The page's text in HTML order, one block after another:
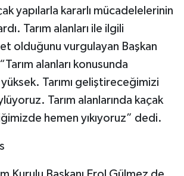
yapılarla kararlı mücadelelerinin
Tarım alanları ile ilgili
olduğunu vurgulayan Başkan
alanları konusunda
Tarımı geliştireceğimizi
Tarım alanlarında kaçak
hemen yıkıyoruz” dedi.